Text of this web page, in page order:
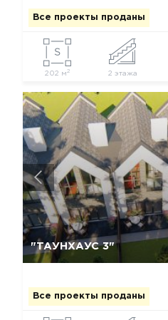
Все проекты проданы
202 м 2 2 этажа
"ТАУНХАУС 3"
Все проекты проданы
Да, удалить